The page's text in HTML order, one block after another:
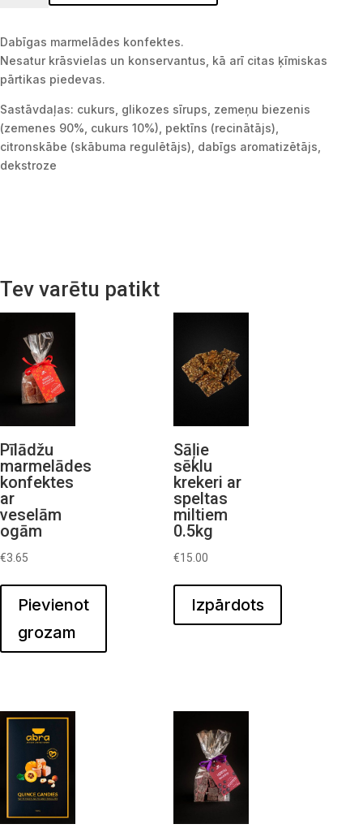
Dabīgas marmelādes konfektes.
Nesatur krāsvielas un konservantus, kā arī citas ķīmiskas
pārtikas piedevas.
Sastāvdaļas: cukurs, glikozes sīrups, zemeņu biezenis
(zemenes 90%, cukurs 10%), pektīns (recinātājs),
citronskābe (skābuma regulētājs), dabīgs aromatizētājs,
dekstroze
Tev varētu patikt
Pīlādžu
marmelādes
konfektes
ar
veselām
ogām
€3.65
Pievienot
grozam
Sāļie
sēklu
krekeri ar
speltas
miltiem
0.5kg
€15.00
Izpārdots